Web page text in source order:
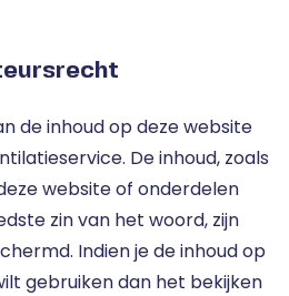
de inhoud op deze website
De inhoud, zoals
website of onderdelen
zin van het woord, zijn
Indien je de inhoud op
gebruiken dan het bekijken